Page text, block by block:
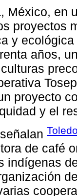
México, en
proyectos
y
años,
proyecto
y el
de café
indígenas